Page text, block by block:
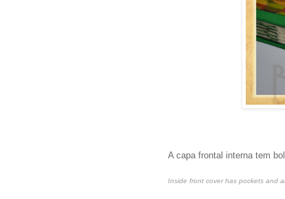
A capa frontal interna tem
Inside front cover has pockets and